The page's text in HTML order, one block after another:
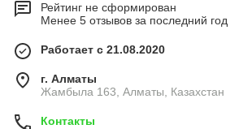
Рейтинг не сформирован
Менее 5 отзывов за последний год
Работает с 21.08.2020
г. Алматы
Жамбыла 163, Алматы, Казахстан
Контакты